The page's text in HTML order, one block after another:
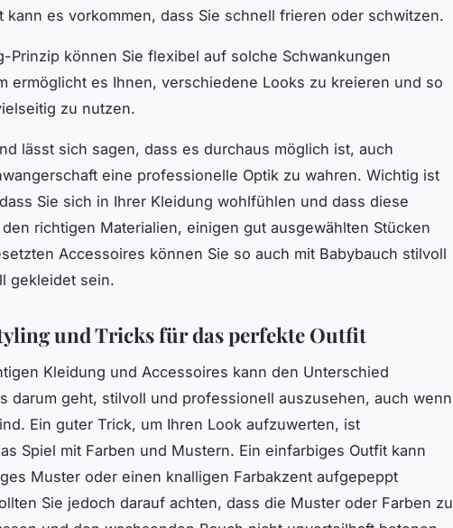
kann es vorkommen, dass Sie schnell frieren oder schwitzen.
Prinzip können Sie flexibel auf solche Schwankungen
ermöglicht es Ihnen, verschiedene Looks zu kreieren und so
zu nutzen.
lässt sich sagen, dass es durchaus möglich ist, auch
eine professionelle Optik zu wahren. Wichtig ist
Sie sich in Ihrer Kleidung wohlfühlen und dass diese
richtigen Materialien, einigen gut ausgewählten Stücken
Accessoires können Sie so auch mit Babybauch stilvoll
gekleidet sein.
und Tricks für das perfekte Outfit
Kleidung und Accessoires kann den Unterschied
darum geht, stilvoll und professionell auszusehen, auch wenn
Ein guter Trick, um Ihren Look aufzuwerten, ist
Spiel mit Farben und Mustern. Ein einfarbiges Outfit kann
Muster oder einen knalligen Farbakzent aufgepeppt
Sie jedoch darauf achten, dass die Muster oder Farben zu